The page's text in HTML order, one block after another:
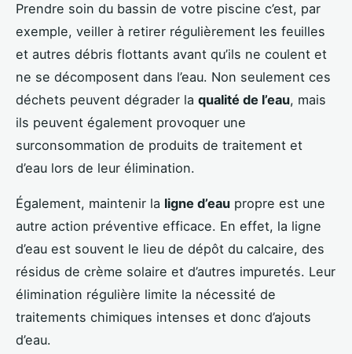
Prendre soin du bassin de votre piscine c’est, par
exemple, veiller à retirer régulièrement les feuilles
et autres débris flottants avant qu’ils ne coulent et
ne se décomposent dans l’eau. Non seulement ces
déchets peuvent dégrader la qualité de l’eau, mais
ils peuvent également provoquer une
surconsommation de produits de traitement et
d’eau lors de leur élimination.
Également, maintenir la ligne d’eau propre est une
autre action préventive efficace. En effet, la ligne
d’eau est souvent le lieu de dépôt du calcaire, des
résidus de crème solaire et d’autres impuretés. Leur
élimination régulière limite la nécessité de
traitements chimiques intenses et donc d’ajouts
d’eau.